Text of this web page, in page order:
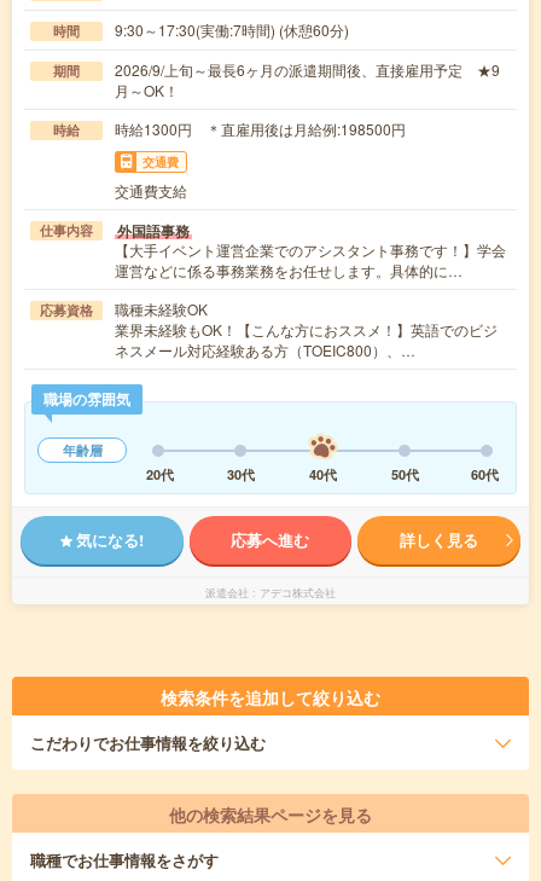
時間 9:30～17:30(実働:7時間) (休憩60分)
期間
2026/9/上旬～最長6ヶ月の派遣期間後、直接雇用予定 ★9
月～OK！
時給 時給1300円 ＊直雇用後は月給例:198500円
交通費
交通費支給
仕事内容 外国語事務
【大手イベント運営企業でのアシスタント事務です！】学会
運営などに係る事務業務をお任せします。具体的に…
応募資格
職種未経験OK
業界未経験もOK！【こんな方におススメ！】英語でのビジ
ネスメール対応経験ある方（TOEIC800）、…
職場の雰囲気
年齢層
20代
30代 40代 50代 60代
気になる! 応募へ進む 詳しく見る
派遣会社 アデコ株式会社
検索条件を追加して絞り込む
こだわりでお仕事情報を絞り込む
他の検索結果ページを見る
職種でお仕事情報をさがす